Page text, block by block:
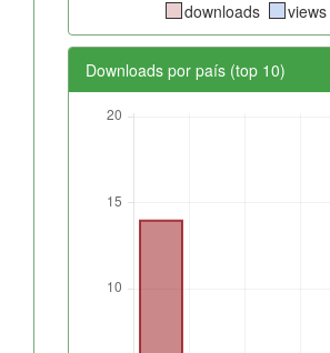
downloads views
Downloads por país (top 10)